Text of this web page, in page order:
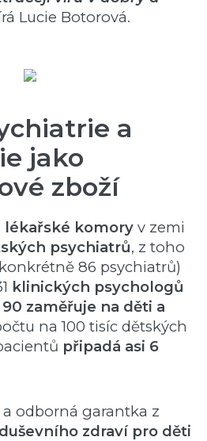
Lucie Botorová.
a
jako
zboží
lékařské komory v zemi
psychiatrů, z toho
86 psychiatrů)
klinických psychologů
zaměřuje na děti a
na 100 tisíc dětských
připadá asi 6
odborná garantka z
zdraví pro děti